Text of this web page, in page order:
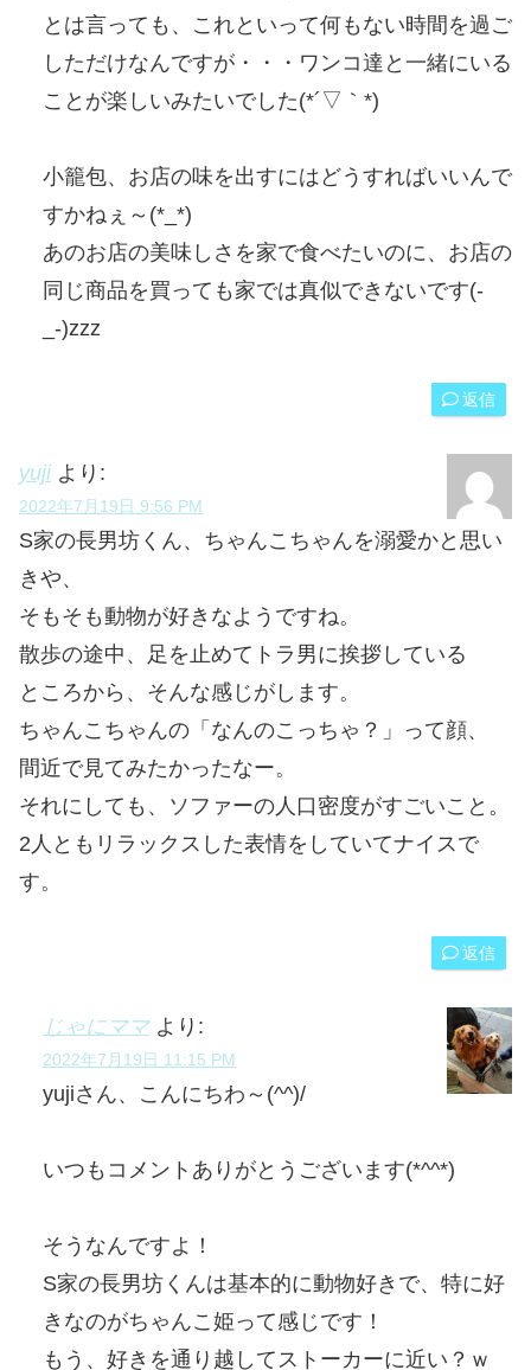
とは言っても、これといって何もない時間を過ご
しただけなんですが・・・ワンコ達と一緒にいる
ことが楽しいみたいでした(*´▽｀*)
小籠包、お店の味を出すにはどうすればいいんで
すかねぇ～(*_*)
あのお店の美味しさを家で食べたいのに、お店の
同じ商品を買っても家では真似できないです(-
_-)zzz
返信
yuji より:
2022年7月19日 9:56 PM
S家の長男坊くん、ちゃんこちゃんを溺愛かと思い
きや、
そもそも動物が好きなようですね。
散歩の途中、足を止めてトラ男に挨拶している
ところから、そんな感じがします。
ちゃんこちゃんの「なんのこっちゃ？」って顔、
間近で見てみたかったなー。
それにしても、ソファーの人口密度がすごいこと。
2人ともリラックスした表情をしていてナイスで
す。
返信
じゃにママ より:
2022年7月19日 11:15 PM
yujiさん、こんにちわ～(^^)/
いつもコメントありがとうございます(*^^*)
そうなんですよ！
S家の長男坊くんは基本的に動物好きで、特に好
きなのがちゃんこ姫って感じです！
もう、好きを通り越してストーカーに近い？ｗ